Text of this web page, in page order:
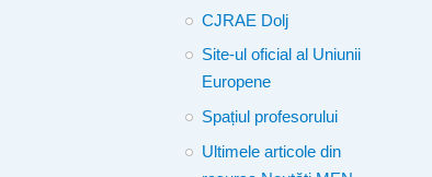
CJRAE Dolj
Site-ul oficial al Uniunii
Europene
Spațiul profesorului
Ultimele articole din